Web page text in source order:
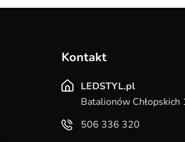
Kontakt
LEDSTYL.pl
Batalionów
506 336 320